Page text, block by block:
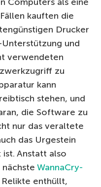
kauften die
Drucker
und
verwendeten
zu
kann
stehen, und
die Software zu
nur das veraltete
das Urgestein
ist. Anstatt also
WannaCry-
enthüllt,